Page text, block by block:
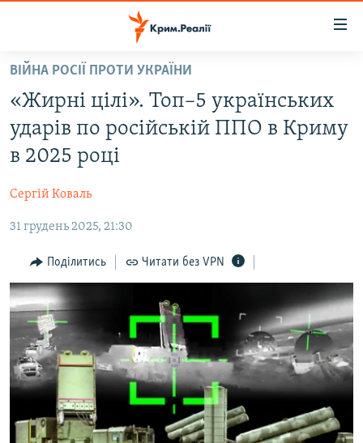
Перейти
основного
матеріалу
Перейти
до
основної
навігації
Перейти
пошуку
ВОДА.КРИМ
ВІДЕО ТА ФОТО
БЛОГИ
ПОГЛЯД
ІНТЕРВ'Ю
ВСЕ ЗА ДЕНЬ
СПЕЦПРОЕКТИ
ДЕПОРТАЦІЯ
ВІДЕОУРОКИ «ELIFBE»
СВІДЧЕННЯ ОКУПАЦІЇ
УКРАЇНСЬКА ПРОБЛЕМА КРИМУ
ЯК ОБІЙТИ БЛОКУВАННЯ
Русский
Qırımtatar
ВІЙНА РОСІЇ ПРОТИ УКРАЇНИ
«Жирні цілі». Топ–5 українських
ударів по російській ППО в Криму
в 2025 році
Сергій Коваль
31 грудень 2025, 21:30
Поділитись Читати без VPN